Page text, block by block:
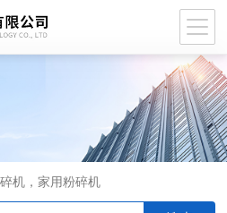
机，家用粉碎机